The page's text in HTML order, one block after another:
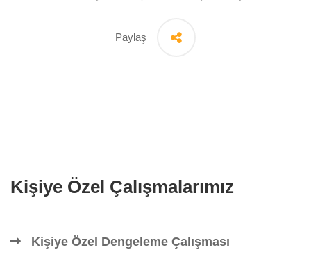
Kişiye Özel Çalışmalarımız
Kişiye Özel Dengeleme Çalışması
Paylaş